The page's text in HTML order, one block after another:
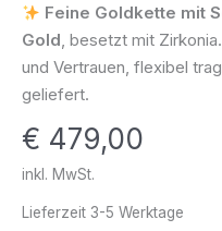
Feine Goldkette mit
Gold, besetzt mit
und Vertrauen, flexibel
geliefert.
€ 479,00
inkl. MwSt.
Lieferzeit 3-5 Werktage
Zirkonia
Gold